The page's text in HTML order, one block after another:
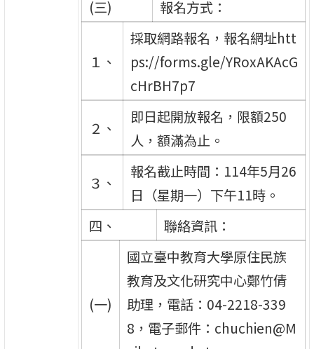
(三)
報名方式：
１、
採取網路報名，報名網址htt
ps://forms.gle/YRoxAKAcG
cHrBH7p7
２、
即日起開放報名，限額250
人，額滿為止。
３、
報名截止時間：114年5月26
日（星期一）下午11時。
四、
聯絡資訊：
(一)
國立臺中教育大學原住民族
教育及文化研究中心鄭竹倩
助理，電話：04-2218-339
8，電子郵件：chuchien@M